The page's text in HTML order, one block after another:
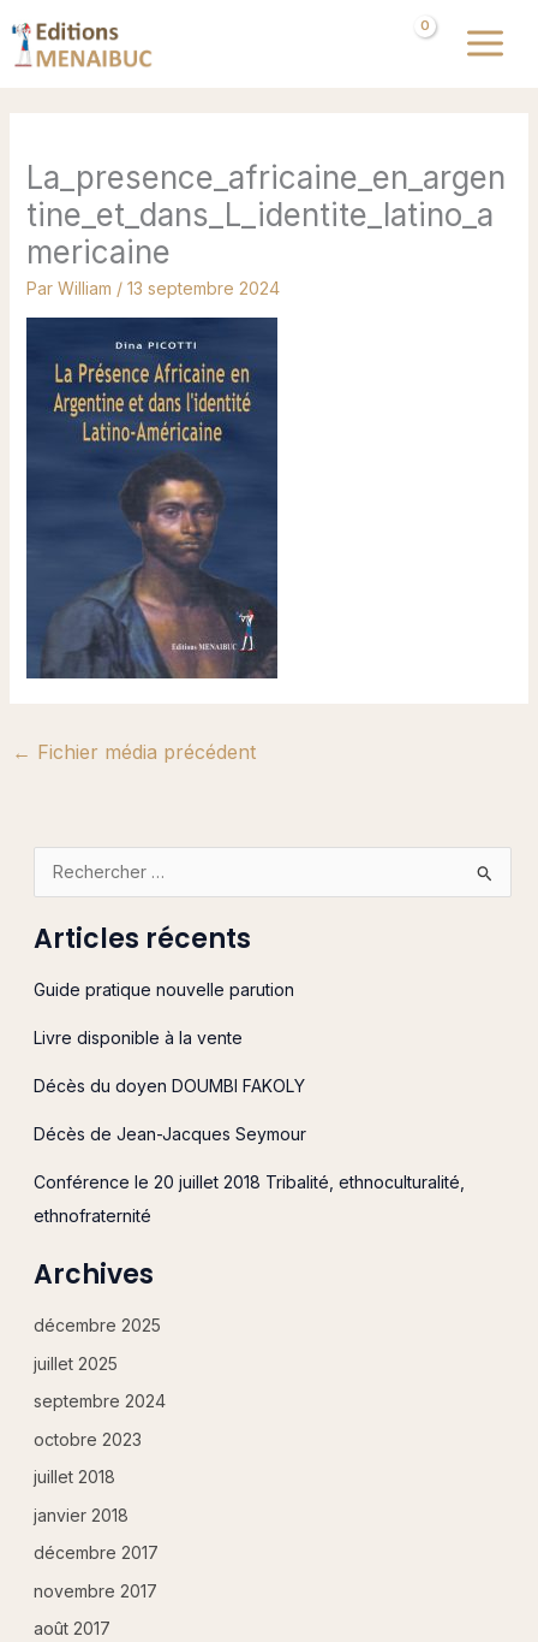
Cher(e) client(e), notre site est actuellement
en cours d'évolution pour vous offrir une
au
contenu
La_presence_africaine_en_argen
tine_et_dans_L_identite_latino_a
mericaine
Par William / 13 septembre 2024
← Fichier média précédent
c
r
c
e
r
Articles récents
Guide pratique nouvelle parution
Livre disponible à la vente
Décès du doyen DOUMBI FAKOLY
Décès de Jean-Jacques Seymour
Conférence le 20 juillet 2018 Tribalité, ethnoculturalité,
ethnofraternité
Archives
décembre 2025
juillet 2025
septembre 2024
octobre 2023
juillet 2018
janvier 2018
décembre 2017
novembre 2017
août 2017